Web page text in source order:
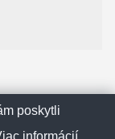
poskytli
informácií